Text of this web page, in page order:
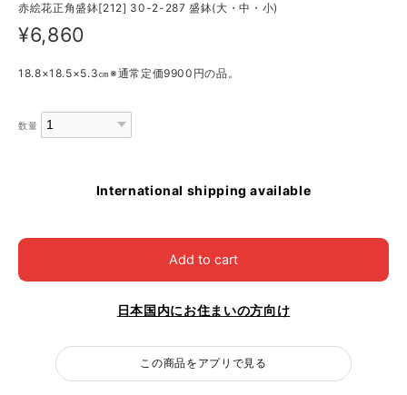
赤絵花正角盛鉢[212] 30-2-287 盛鉢(大・中・小)
¥6,860
18.8×18.5×5.3㎝※通常定価9900円の品。
数量
International shipping available
Add to cart
日本国内にお住まいの方向け
この商品をアプリで見る